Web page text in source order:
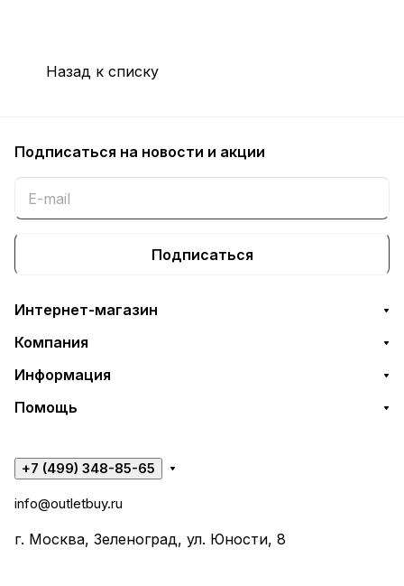
Назад к списку
Подписаться на новости и акции
Подписаться
Интернет-магазин
Компания
Информация
Помощь
+7 (499) 348-85-65
info@outletbuy.ru
г. Москва, Зеленоград, ул. Юности, 8